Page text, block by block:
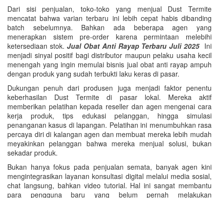
Dari sisi penjualan, toko-toko yang menjual Dust Termite
mencatat bahwa varian terbaru ini lebih cepat habis dibanding
batch sebelumnya. Bahkan ada beberapa agen yang
menerapkan sistem pre-order karena permintaan melebihi
ketersediaan stok. Jual Obat Anti Rayap Terbaru Juli 2025Ini
menjadi sinyal positif bagi distributor maupun pelaku usaha kecil
menengah yang ingin memulai bisnis jual obat anti rayap ampuh
dengan produk yang sudah terbukti laku keras di pasar.
Dukungan penuh dari produsen juga menjadi faktor penentu
keberhasilan Dust Termite di pasar lokal. Mereka aktif
memberikan pelatihan kepada reseller dan agen mengenai cara
kerja produk, tips edukasi pelanggan, hingga simulasi
penanganan kasus di lapangan. Pelatihan ini menumbuhkan rasa
percaya diri di kalangan agen dan membuat mereka lebih mudah
meyakinkan pelanggan bahwa mereka menjual solusi, bukan
sekadar produk.
Bukan hanya fokus pada penjualan semata, banyak agen kini
mengintegrasikan layanan konsultasi digital melalui media sosial,
chat langsung, bahkan video tutorial. Hal ini sangat membantu
para pengguna baru yang belum pernah melakukan